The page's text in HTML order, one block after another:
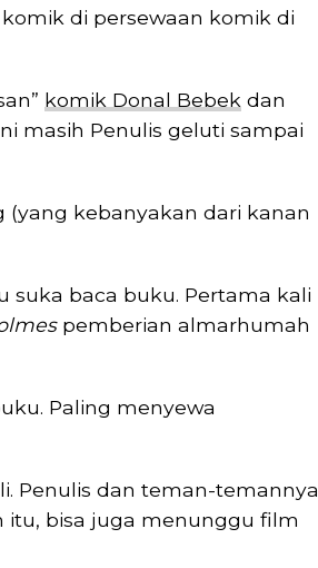
di persewaan komik di
komik Donal Bebek dan
masih Penulis geluti sampai
(yang kebanyakan dari kanan
suka baca buku. Pertama kali
pemberian almarhumah
Paling menyewa
Penulis dan teman-temannya
itu, bisa juga menunggu film